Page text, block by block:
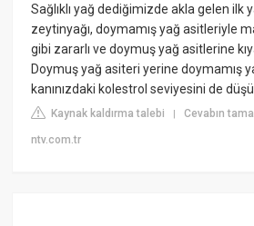
Sağlıklı yağ dediğimizde akla gelen ilk
zeytinyağı, doymamış yağ asitleriyle
gibi zararlı ve doymuş yağ asitlerine
Doymuş yağ asiteri yerine doymamış
kanınızdaki kolestrol seviyesini de
Kaynak kaldırma talebi |Cevabın
ntv.com.tr